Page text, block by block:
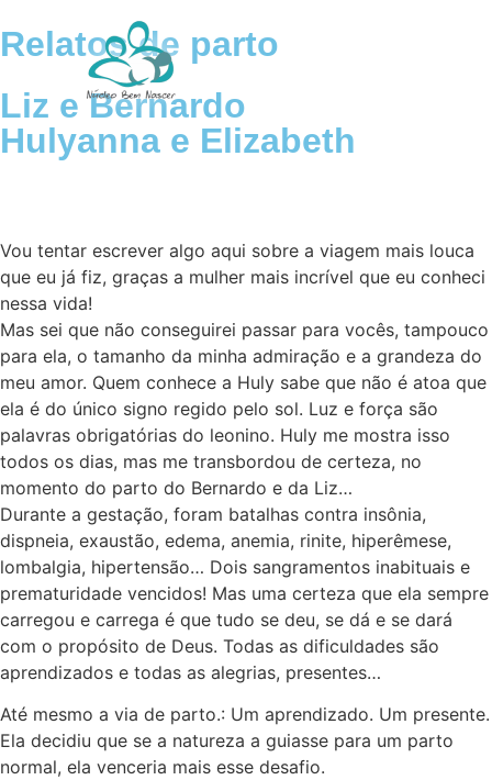
Relatos de parto
Liz e Bernardo
Hulyanna e Elizabeth
Vou tentar escrever algo aqui sobre a viagem mais louca
que eu já fiz, graças a mulher mais incrível que eu conheci
nessa vida!
Mas sei que não conseguirei passar para vocês, tampouco
para ela, o tamanho da minha admiração e a grandeza do
meu amor. Quem conhece a Huly sabe que não é atoa que
ela é do único signo regido pelo sol. Luz e força são
palavras obrigatórias do leonino. Huly me mostra isso
todos os dias, mas me transbordou de certeza, no
momento do parto do Bernardo e da Liz…
Durante a gestação, foram batalhas contra insônia,
dispneia, exaustão, edema, anemia, rinite, hiperêmese,
lombalgia, hipertensão… Dois sangramentos inabituais e
prematuridade vencidos! Mas uma certeza que ela sempre
carregou e carrega é que tudo se deu, se dá e se dará
com o propósito de Deus. Todas as dificuldades são
aprendizados e todas as alegrias, presentes…
Até mesmo a via de parto.: Um aprendizado. Um presente.
Ela decidiu que se a natureza a guiasse para um parto
normal, ela venceria mais esse desafio.